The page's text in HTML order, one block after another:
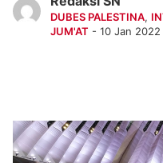
DUBES PALESTINA,
JUM'AT - 10 Jan 2022